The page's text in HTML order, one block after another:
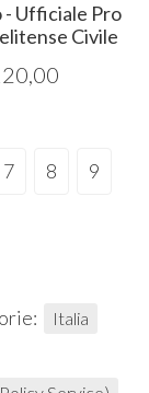
Ufficiale Pro
Civile
7 8 9
Italia